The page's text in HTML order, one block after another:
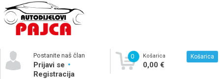
Postanite naš član
Prijavi se
Registracija
0 Košarica
0,00 €
Košarica